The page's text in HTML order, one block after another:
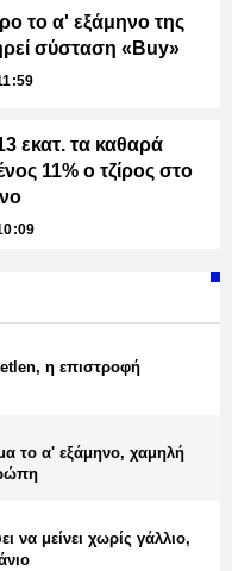
το α' εξάμηνο της
σύσταση «Buy»
εκατ. τα καθαρά
11% ο τζίρος στο
η επιστροφή
το α' εξάμηνο, χαμηλή
να μείνει χωρίς γάλλιο,